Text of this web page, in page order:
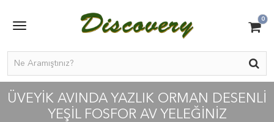
0
ÜVEYİK AVINDA YAZLIK ORMAN DESENLİ
YEŞİL FOSFOR AV YELEĞİNİZ